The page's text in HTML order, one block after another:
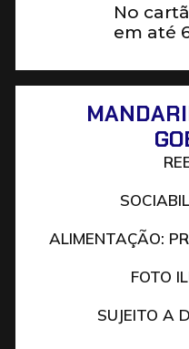
No
em até
ALIMENTAÇÃO:
FOTO
SUJEITO A